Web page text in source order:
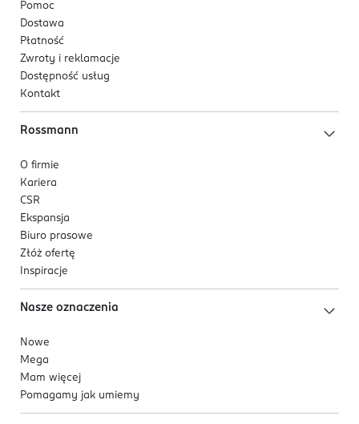
Pomoc
Dostawa
Płatność
Zwroty i reklamacje
Dostępność usług
Kontakt
Rossmann
O firmie
Kariera
CSR
Ekspansja
Biuro prasowe
Złóż ofertę
Inspiracje
Nasze oznaczenia
Nowe
Mega
Mam więcej
Pomagamy jak umiemy